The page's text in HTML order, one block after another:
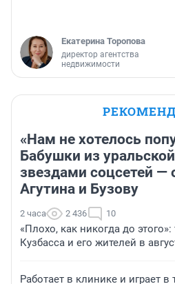
Екатерина Торопова
директор агентства
недвижимости
«Нам не хотелось
Бабушки из
звездами соцсетей —
Агутина и Бузову
2 часа 2 436 10
«Плохо, как никогда до
Кузбасса и его жителей в
Работает в клинике и играет в